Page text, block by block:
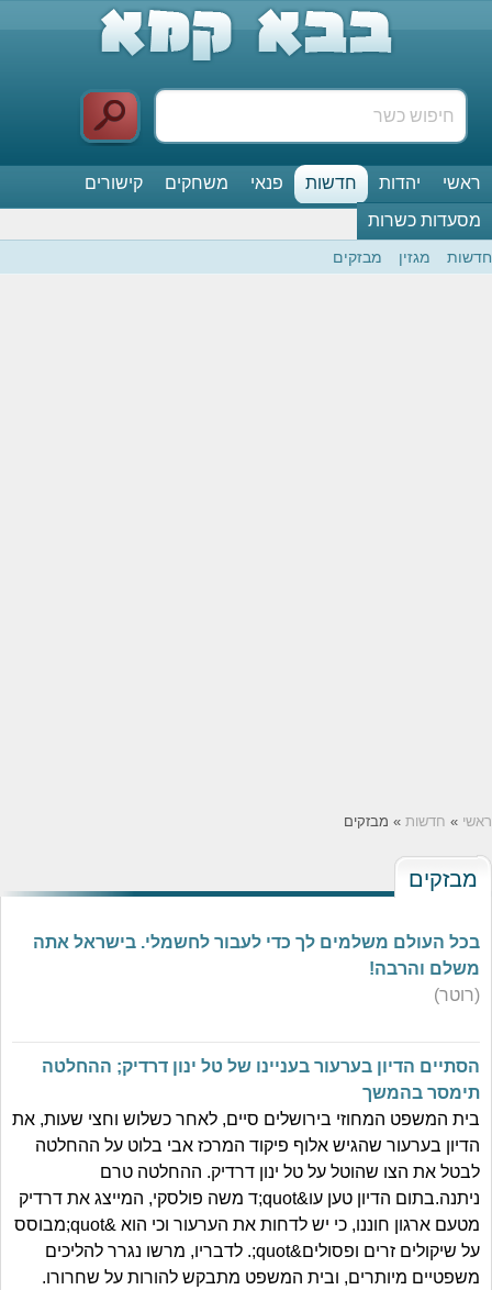
ראשי יהדות חדשות פנאי משחקים
קישורים
מסעדות כשרות
חדשות מגזין מבזקים
ראשי » חדשות » מבזקים
מבזקים
בכל העולם משלמים לך כדי לעבור לחשמלי. בישראל אתה
משלם והרבה!
(רוטר)
הסתיים הדיון בערעור בעניינו של טל ינון דרדיק; ההחלטה
תימסר בהמשך
בית המשפט המחוזי בירושלים סיים, לאחר כשלוש וחצי שעות, את
הדיון בערעור שהגיש אלוף פיקוד המרכז אבי בלוט על ההחלטה
לבטל את הצו שהוטל על טל ינון דרדיק. ההחלטה טרם
ניתנה.בתום הדיון טען עו&quot;ד משה פולסקי, המייצג את דרדיק
מטעם ארגון חוננו, כי יש לדחות את הערעור וכי הוא &quot;מבוסס
על שיקולים זרים ופסולים&quot;. לדבריו, מרשו נגרר להליכים
משפטיים מיותרים, ובית המשפט מתבקש להורות על שחרורו.